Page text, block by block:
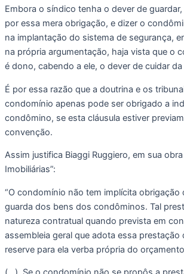
Embora o síndico tenha o dever de
por essa mera obrigação, e dizer o
na implantação do sistema de segurança,
na própria argumentação, haja vista que o
é dono, cabendo a ele, o dever de cuidar
É por essa razão que a doutrina e os
condomínio apenas pode ser obrigado a
condômino, se esta cláusula estiver
convenção.
Assim justifica Biaggi Ruggiero, em sua
Imobiliárias”:
“O condomínio não tem implícita obrigação
guarda dos bens dos condôminos. Tal
natureza contratual quando prevista em
assembleia geral que adota essa prestação
reserve para ela verba própria do